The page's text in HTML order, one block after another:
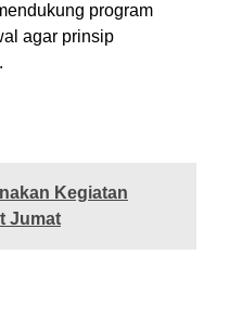
program
agar prinsip
Kegiatan
Jumat